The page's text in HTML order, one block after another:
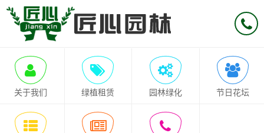
关于我们 绿植租赁 园林绿化 节日花坛